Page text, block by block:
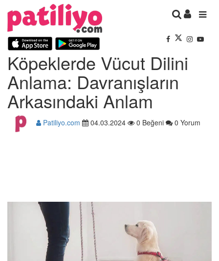
Köpeklerde Vücut Dilini
Anlama: Davranışların
Arkasındaki Anlam
Patiliyo.com 04.03.2024 0 Beğeni 0 Yorum